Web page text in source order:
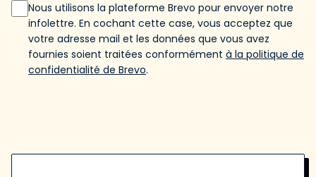
Nous utilisons la plateforme Brevo pour envoyer notre
infolettre. En cochant cette case, vous acceptez que
votre adresse mail et les données que vous avez
fournies soient traitées conformément à la politique de
confidentialité de Brevo.